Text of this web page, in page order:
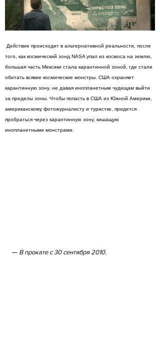
Действие происходит в альтернативной реальности, после
того, как космический зонд NASA упал из космоса на землю,
большая часть Мексики стала карантинной зоной, где стали
обитать всякие космические монстры. США охраняет
карантинную зону, не давая инопланетным чудищам выйти
за пределы зоны. Чтобы попасть в США из Южной Америки,
американскому фотожурналисту и туристке, придется
пробраться через карантинную зону, кишащую
инопланетными монстрами.
В прокате с 30 сентября 2010.